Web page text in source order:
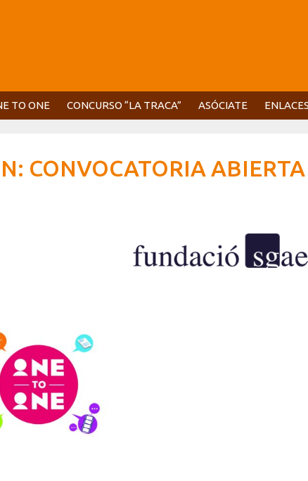
TO ONE CONCURSO “LA TRACA” ASÓCIATE
CONVOCATORIA ABIERTA